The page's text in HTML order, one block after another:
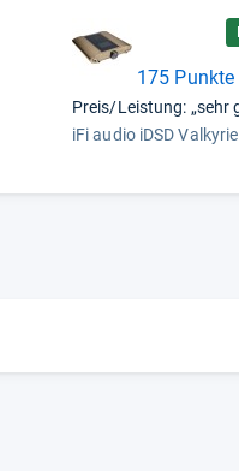
175 Punkte
Preis/Leistung: „sehr
iFi audio iDSD Valkyrie